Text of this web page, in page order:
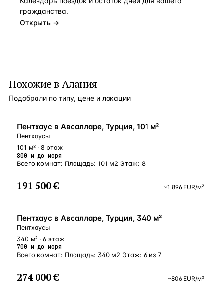
гражданства.
Открыть →
Похожие в Алания
Подобрали по типу, цене и локации
БЛИЗКО К МОРЮ
Пентхаус в Авсалларе, Турция, 101 м²
Пентхаусы
101 м² · 8 этаж
800 м до моря
Всего комнат: Площадь: 101 м2 Этаж: 8
191 500 € ~1 896 EUR/м²
БЛИЗКО К МОРЮ
Пентхаус в Авсалларе, Турция, 340 м²
Пентхаусы
340 м² · 6 этаж
700 м до моря
Всего комнат: Площадь: 340 м2 Этаж: 6 из 7
274 000 € ~806 EUR/м²